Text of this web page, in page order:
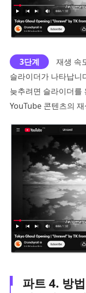
3단계
재생 속
슬라이더가 나타납니
늦추려면 슬라이더를
YouTube 콘텐츠의
파트 4. 방